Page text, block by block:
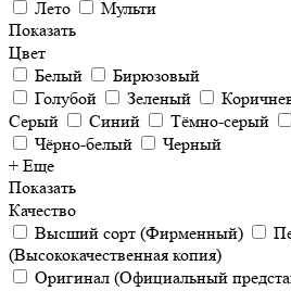
Лето
Мульти
Показать
Цвет
Белый
Бирюзовый
Голубой
Зеленый
Серый
Синий Тёмно-серый
Чёрно-белый
Черный
+ Еще
Показать
Качество
Высший сорт (Фирменный)
(Высококачественная копия)
Оригинал (Официальный